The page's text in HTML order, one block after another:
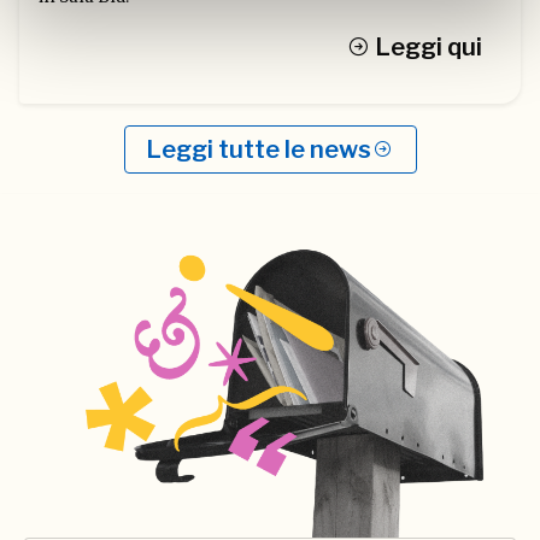
Leggi qui
Leggi tutte le news